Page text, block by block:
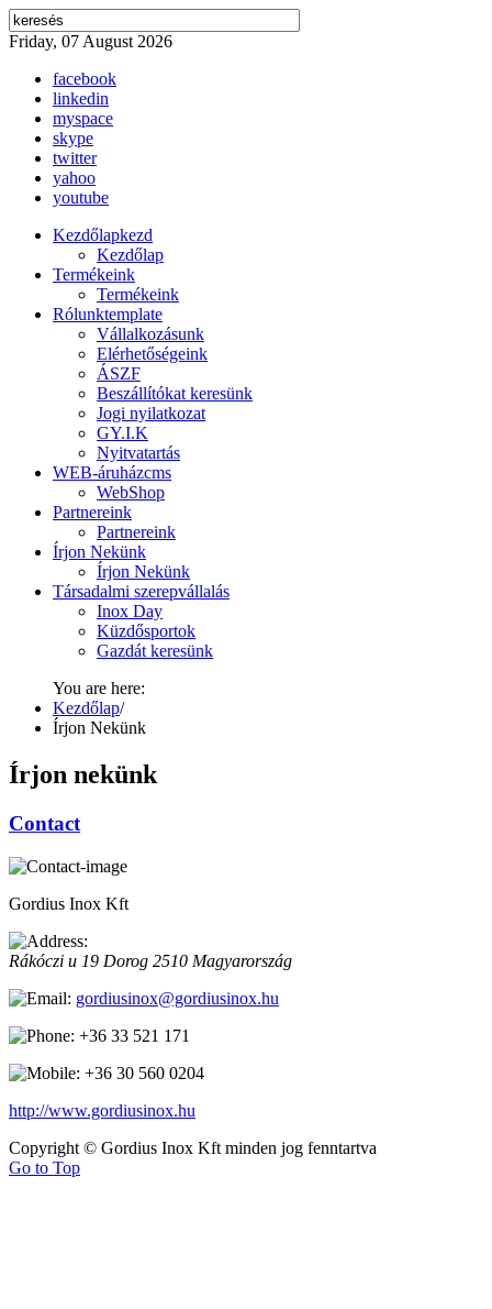
Friday, 07 August 2026
facebook
linkedin
myspace
skype
twitter
yahoo
youtube
Kezdőlapkezd
Kezdőlap
Termékeink
Termékeink
Rólunktemplate
Vállalkozásunk
Elérhetőségeink
ÁSZF
Beszállítókat keresünk
Jogi nyilatkozat
GY.I.K
Nyitvatartás
WEB-áruházcms
WebShop
Partnereink
Partnereink
Írjon Nekünk
Írjon Nekünk
Társadalmi szerepvállalás
Inox Day
Küzdősportok
Gazdát keresünk
You are here:
Kezdőlap/
Írjon Nekünk
Írjon nekünk
Contact
Gordius Inox Kft
Rákóczi u 19 Dorog 2510 Magyarország
gordiusinox@gordiusinox.hu
+36 33 521 171
+36 30 560 0204
http://www.gordiusinox.hu
Copyright © Gordius Inox Kft minden jog fenntartva
Go to Top